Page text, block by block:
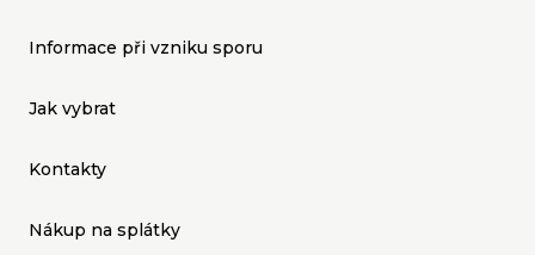
Informace při vzniku sporu
Jak vybrat
Kontakty
Nákup na splátky